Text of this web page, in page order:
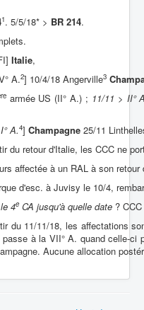
1. 5/5/18* > BR 214.
Italie,
A.2] 10/4/18 Angerville3
armée US (II° A.) ; 11/11 > II°
A.4] Champagne 25/11
du retour d'Italie, les CCC ne
affectée à un RAL à son retour
d'esc. à Juvisy le 10/4,
4e CA jusqu'à quelle date ?
du 11/11/18, les affectations
à la VII° A. quand celle-ci
Aucune allocation